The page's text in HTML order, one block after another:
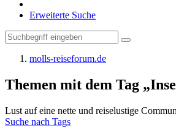
Erweiterte Suche
molls-reiseforum.de
Themen mit dem Tag
Lust auf eine nette und reiselustige
Suche nach Tags